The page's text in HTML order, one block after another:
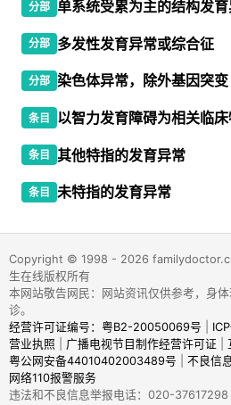
分部 单系统受累为主的结构发
分部 多发性发育异常或综合征
分部 染色体异常，除外基因突变
条目 以智力发育障碍为相关临
条目 其他特指的发育异常
条目 未特指的发育异常
Copyright © 1998 - 2026
生在线版权所有
本网站敬告网民：网站资讯仅供参考，身
诊。
经营许可证编号：粤B2-20050069号
营业执照
广播电视节目制作经营许可证
粤公网安备44010402003489号
不良信
网络110报警服务
违法和不良信息举报电话：020-37617298